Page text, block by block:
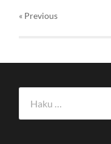
« Previous